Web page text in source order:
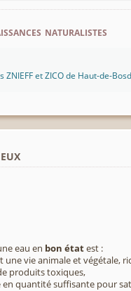
naturalistes
ZNIEFF et ZICO de Haut-de-
eau en bon étatest :
une vie animale et végétale,
produits toxiques,
quantité suffisante pour